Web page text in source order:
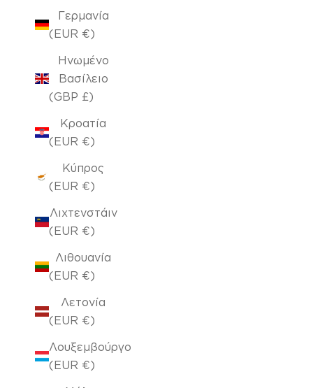
Γερμανία
(EUR €)
Ηνωμένο
Βασίλειο
(GBP £)
Κροατία
(EUR €)
Κύπρος
(EUR €)
Λιχτενστάιν
(EUR €)
Λιθουανία
(EUR €)
Λετονία
(EUR €)
Λουξεμβούργο
(EUR €)